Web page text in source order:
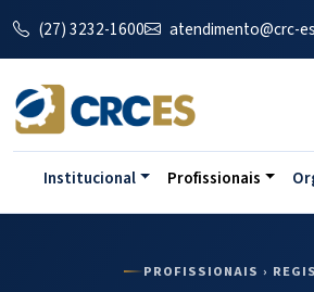
(27) 3232-1600 atendimento@crc-
Institucional Profissionais
PROFISSIONAIS ›